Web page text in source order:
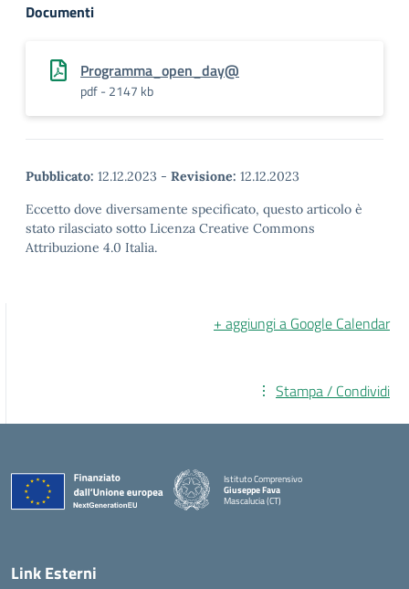
Documenti
Programma_open_day@
pdf - 2147 kb
Pubblicato: 12.12.2023 - Revisione: 12.12.2023
Eccetto dove diversamente specificato, questo articolo è
stato rilasciato sotto Licenza Creative Commons
Attribuzione 4.0 Italia.
+ aggiungi a Google Calendar
Stampa / Condividi
Istituto Comprensivo
Giuseppe Fava
Mascalucia (CT)
Link Esterni